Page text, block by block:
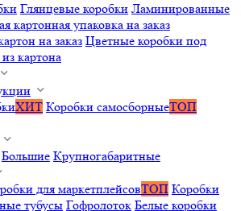
Глянцевые коробки Ламинированные
картонная упаковка на заказ
на заказ Цветные коробки под
картона
ХИТ Коробки самосборныеТОП
Большие Крупногабаритные
для маркетплейсовТОП Коробки
тубусы Гофролоток Белые коробки